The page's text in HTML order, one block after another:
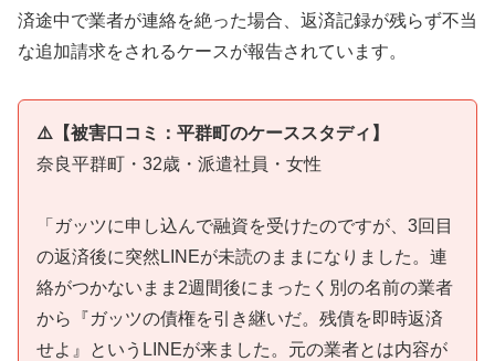
済途中で業者が連絡を絶った場合、返済記録が残らず不当
な追加請求をされるケースが報告されています。
⚠️【被害口コミ：平群町のケーススタディ】
奈良平群町・32歳・派遣社員・女性
「ガッツに申し込んで融資を受けたのですが、3回目
の返済後に突然LINEが未読のままになりました。連
絡がつかないまま2週間後にまったく別の名前の業者
から『ガッツの債権を引き継いだ。残債を即時返済
せよ』というLINEが来ました。元の業者とは内容が